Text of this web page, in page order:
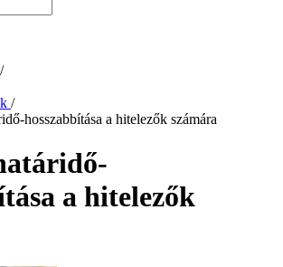
/
/
hosszabbítása a hitelezők számára
a hitelezők